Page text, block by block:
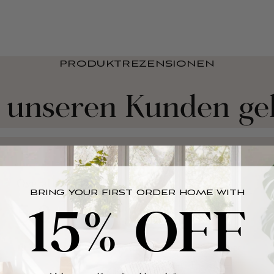
PRODUKTREZENSIONEN
unseren Kunden
BRING YOUR FIRST ORDER HOME WITH
15% OFF